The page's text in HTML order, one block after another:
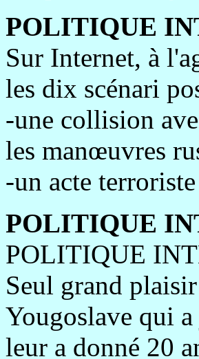
POLITIQUE
Sur Internet, à
les dix scénari
-une collision
les manœuvres
-un acte
POLITIQUE
POLITIQUE
Seul grand
Yougoslave qui
leur a donné 20